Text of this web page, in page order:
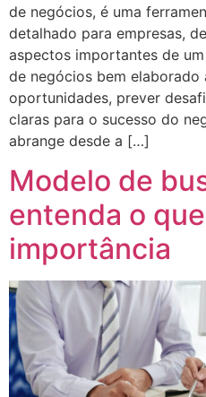
de negócios, é uma
detalhado para empresas,
aspectos importantes de
de negócios bem
oportunidades, prever
claras para o sucesso do
abrange desde a […]
Modelo de
entenda o
importância